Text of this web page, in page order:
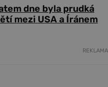
dne byla prudká
mezi USA a Íránem
REKLAMA